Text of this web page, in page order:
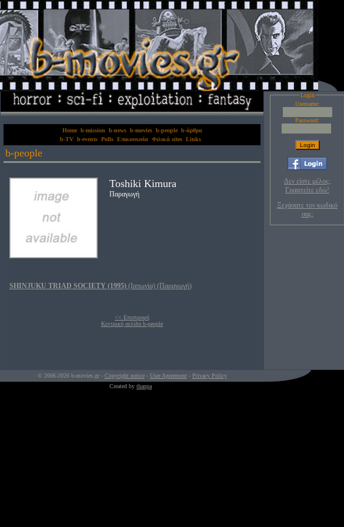
Home b-mission b-news b-movies b-people b-άρθρα
b-TV b-events Polls Επικοινωνία Φιλικά sites Links
b-people
Toshiki Kimura
Παραγωγή
SHINJUKU TRIAD SOCIETY (1995) (Ιαπωνία) (Παραγωγή)
<< Επιστροφή
Κεντρική σελίδα b-people
Login
Username:
Password:
Δεν είστε μέλος;
Γραφτείτε εδώ!
Ξεχάσατε τον κωδικό
σας;
© 2006-2026 b-movies.gr - Copyright notice- User Agreement - Privacy Policy
Created by thanpa